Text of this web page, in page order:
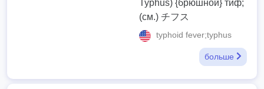
Typhus) {брюшной} тиф;
(см.) チフス
typhoid fever;typhus
больше